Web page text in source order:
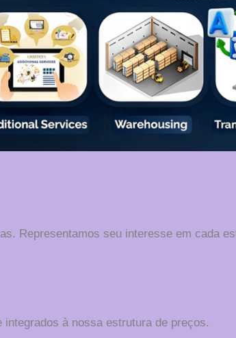
Representamos seu interesse em cada
à nossa estrutura de preços.